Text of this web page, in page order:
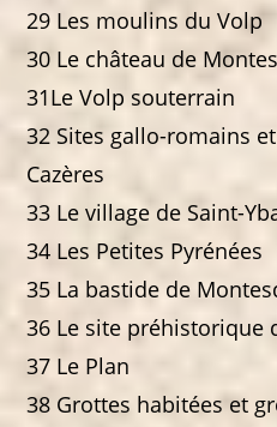
29 Les moulins du Volp
30 Le château de
31Le Volp souterrain
32 Sites gallo-romains
Cazères
33 Le village de Saint-
34 Les Petites Pyrénées
35 La bastide de
36 Le site préhistorique
37 Le Plan
38 Grottes habitées et